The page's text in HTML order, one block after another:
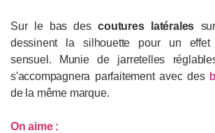
Sur le bas descoutures latérales
dessinent la silhouette pour un effet
sensuel. Munie de jarretelles
s'accompagnera parfaitement avec des
de la même marque.
On aime :